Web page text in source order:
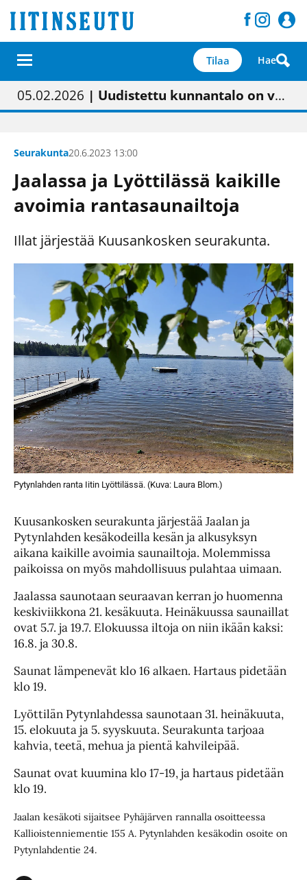
Tilaa Hae
01.02.2026 | Painon vaihtumisen pitäisi näkyä hieman parempana painojäljen laatuna lehdessä
05.02.2026 | Uudistettu kunnantalo on valoisa
23.04.2026 | “Olemme käynnistämässä uudelleen keskustavisiotyön”
09.05.2026| "Maalla on totuttu elämään omavaraisemmin kuin kaupungissa"
Seurakunta20.6.2023 13:00
Jaalassa ja Lyöttilässä kaikille
avoimia rantasaunailtoja
Illat järjestää Kuusankosken seurakunta.
Pytynlahden ranta Iitin Lyöttilässä. (Kuva: Laura Blom.)
Kuusankosken seurakunta järjestää Jaalan ja
Pytynlahden kesäkodeilla kesän ja alkusyksyn
aikana kaikille avoimia saunailtoja. Molemmissa
paikoissa on myös mahdollisuus pulahtaa uimaan.
Jaalassa saunotaan seuraavan kerran jo huomenna
keskiviikkona 21. kesäkuuta. Heinäkuussa saunaillat
ovat 5.7. ja 19.7. Elokuussa iltoja on niin ikään kaksi:
16.8. ja 30.8.
Saunat lämpenevät klo 16 alkaen. Hartaus pidetään
klo 19.
Lyöttilän Pytynlahdessa saunotaan 31. heinäkuuta,
15. elokuuta ja 5. syyskuuta. Seurakunta tarjoaa
kahvia, teetä, mehua ja pientä kahvileipää.
Saunat ovat kuumina klo 17-19, ja hartaus pidetään
klo 19.
Jaalan kesäkoti sijaitsee Pyhäjärven rannalla osoitteessa
Kallioistenniementie 155 A. Pytynlahden kesäkodin osoite on
Pytynlahdentie 24.